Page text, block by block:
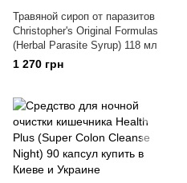
Травяной сироп от паразитов
Christopher's Original Formulas
(Herbal Parasite Syrup) 118 мл
1 270 грн